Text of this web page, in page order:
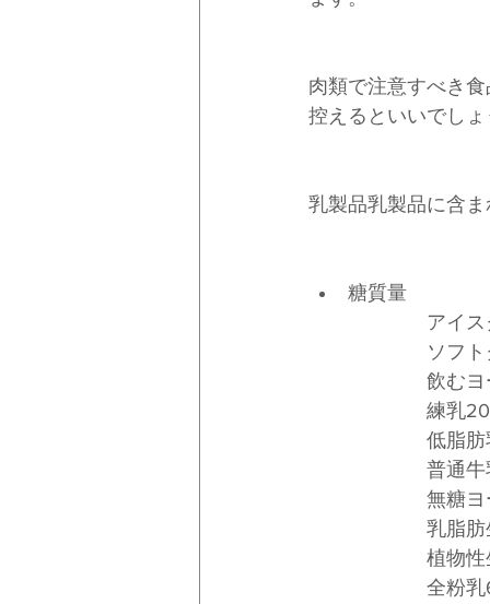
肉類で注意すべき
控えるといいでしょ
乳製品乳製品に含
糖質量
アイスクリー
ソフトクリー
低脂肪乳
普通牛乳
全粉乳6gあ